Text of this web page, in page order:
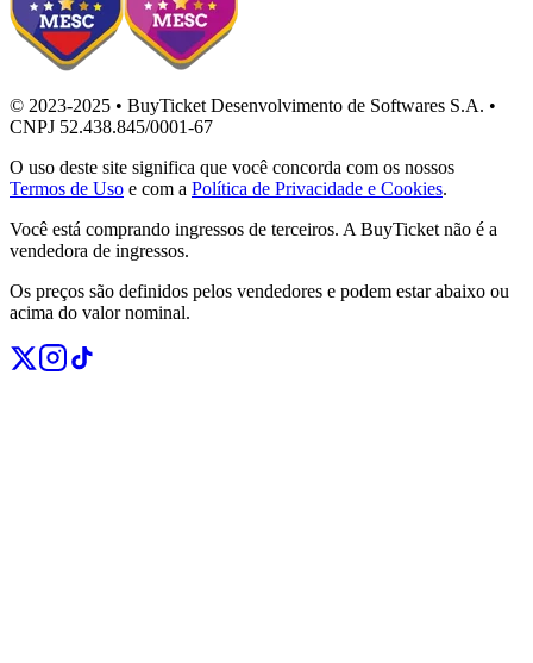
© 2023-2025 • BuyTicket Desenvolvimento de Softwares S.A. •
CNPJ 52.438.845/0001-67
O uso deste site significa que você concorda com os nossos
Termos de Uso e com a Política de Privacidade e Cookies.
Você está comprando ingressos de terceiros. A BuyTicket não é a
vendedora de ingressos.
Os preços são definidos pelos vendedores e podem estar abaixo ou
acima do valor nominal.